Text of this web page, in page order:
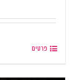
פרטים